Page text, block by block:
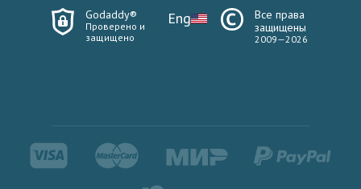
Godaddy®
Проверено и
защищено
Eng
Все права
защищены
2009—2026